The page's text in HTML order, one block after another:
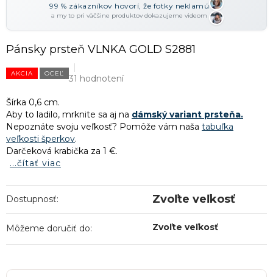
99 % zákazníkov hovorí, že fotky neklamú
a my to pri väčšine produktov dokazujeme videom
Pánsky prsteň VLNKA GOLD S2881
AKCIA OCEĽ 31 hodnotení
Šírka 0,6 cm.
Aby to ladilo, mrknite sa aj na dámský variant prsteňa.
Nepoznáte svoju veľkosť? Pomôže vám naša tabuľka
veľkosti šperkov.
Darčeková krabička za 1 €.
...čítať viac
Dostupnosť: Zvoľte veľkosť
Môžeme doručiť do: Zvoľte veľkosť